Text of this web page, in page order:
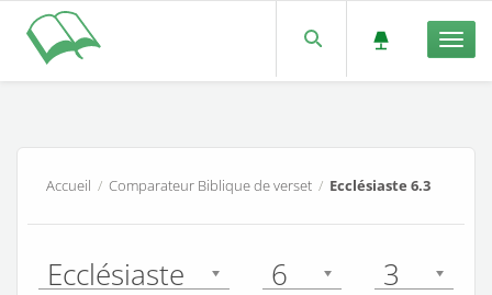
Accueil /Comparateur Biblique de verset / Ecclésiaste 6.3
Ecclésiaste 6 3